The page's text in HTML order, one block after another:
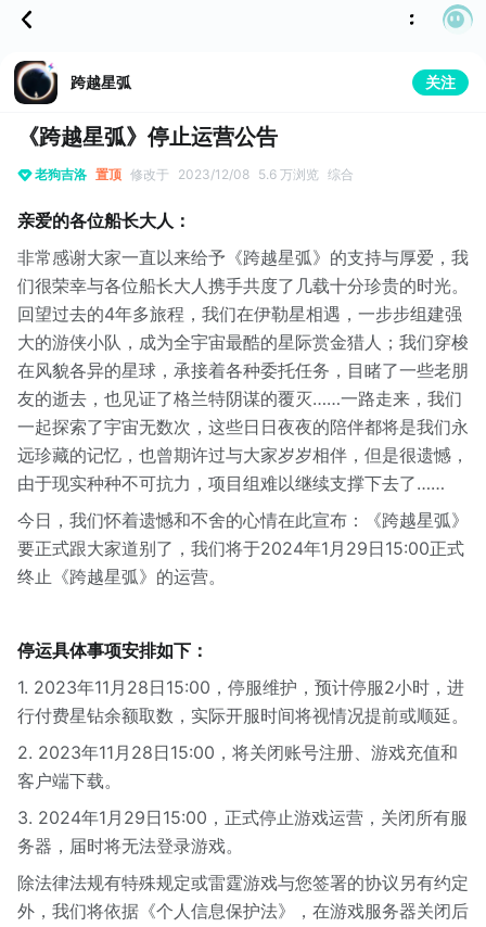
跨越星弧 关注
《跨越星弧》停止运营公告
老狗吉洛 置顶 修改于 2023/12/08 5.6 万浏览 综合
亲爱的各位船长大人：
非常感谢大家一直以来给予《跨越星弧》的支持与厚爱，我
们很荣幸与各位船长大人携手共度了几载十分珍贵的时光。
回望过去的4年多旅程，我们在伊勒星相遇，一步步组建强
大的游侠小队，成为全宇宙最酷的星际赏金猎人；我们穿梭
在风貌各异的星球，承接着各种委托任务，目睹了一些老朋
友的逝去，也见证了格兰特阴谋的覆灭……一路走来，我们
一起探索了宇宙无数次，这些日日夜夜的陪伴都将是我们永
远珍藏的记忆，也曾期许过与大家岁岁相伴，但是很遗憾，
由于现实种种不可抗力，项目组难以继续支撑下去了……
今日，我们怀着遗憾和不舍的心情在此宣布：《跨越星弧》
要正式跟大家道别了，我们将于2024年1月29日15:00正式
终止《跨越星弧》的运营。
停运具体事项安排如下：
1. 2023年11月28日15:00，停服维护，预计停服2小时，进
行付费星钻余额取数，实际开服时间将视情况提前或顺延。
2. 2023年11月28日15:00，将关闭账号注册、游戏充值和
客户端下载。
3. 2024年1月29日15:00，正式停止游戏运营，关闭所有服
务器，届时将无法登录游戏。
除法律法规有特殊规定或雷霆游戏与您签署的协议另有约定
外，我们将依据《个人信息保护法》，在游戏服务器关闭后